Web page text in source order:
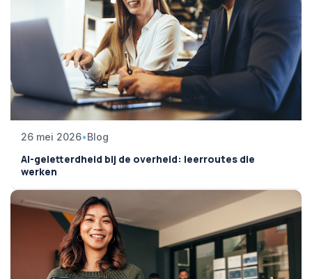
26 mei 2026•Blog
AI-geletterdheid bij de overheid: leerroutes die
werken